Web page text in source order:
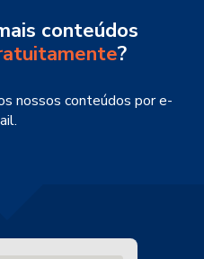
conteúdos
?
nossos conteúdos por e-